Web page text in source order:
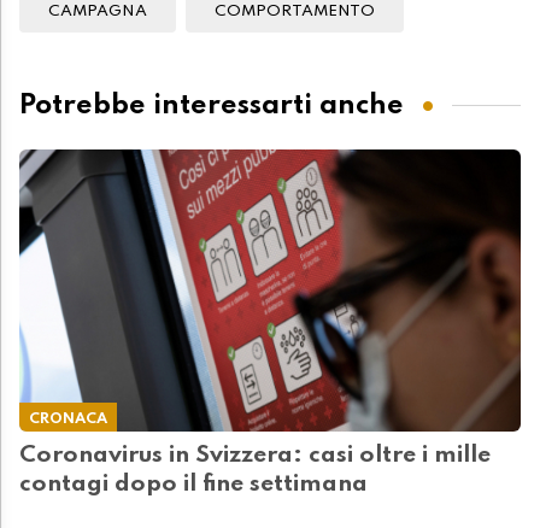
CAMPAGNA COMPORTAMENTO
Potrebbe interessarti anche
CRONACA
Coronavirus in Svizzera: casi oltre i mille
contagi dopo il fine settimana